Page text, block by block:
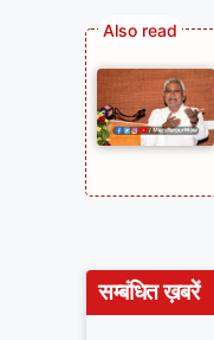
सम्बंधित ख़बरें